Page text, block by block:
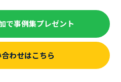
で事例集プレゼント
わせはこちら